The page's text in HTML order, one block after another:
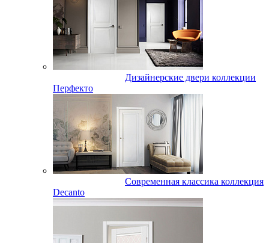
Дизайнерские двери коллекции
Перфекто
Современная классика коллекция
Decanto